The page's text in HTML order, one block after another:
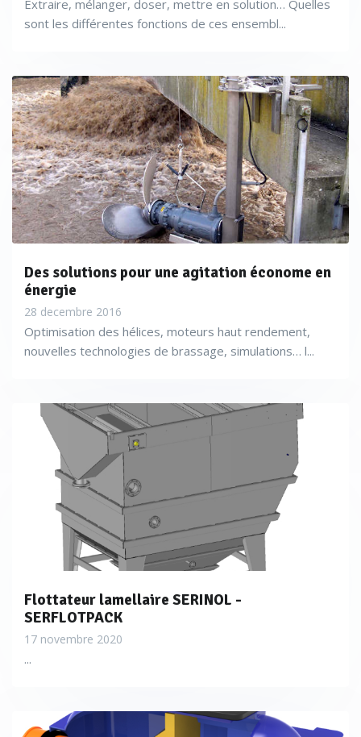
Extraire, mélanger, doser, mettre en solution… Quelles
sont les différentes fonctions de ces ensembl...
Des solutions pour une agitation économe en
énergie
28 decembre 2016
Optimisation des hélices, moteurs haut rendement,
nouvelles technologies de brassage, simulations… l...
Flottateur lamellaire SERINOL -
SERFLOTPACK
17 novembre 2020
...